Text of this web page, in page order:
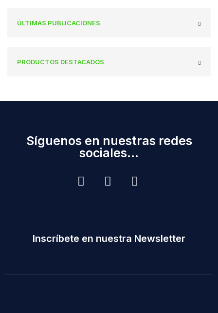
ÚLTIMAS PUBLICACIONES
PRODUCTOS DESTACADOS
Síguenos en nuestras redes
sociales...
Inscríbete en nuestra Newsletter